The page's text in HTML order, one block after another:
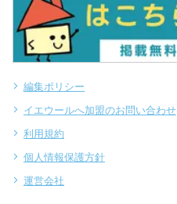
編集ポリシー
イエウールへ加盟のお問い合わせ
利用規約
個人情報保護方針
運営会社